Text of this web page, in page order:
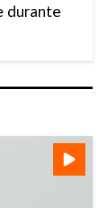
durante